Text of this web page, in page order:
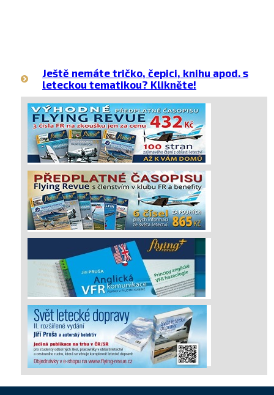
Ještě nemáte tričko, čepici, knihu apod. s
leteckou tematikou? Klikněte!